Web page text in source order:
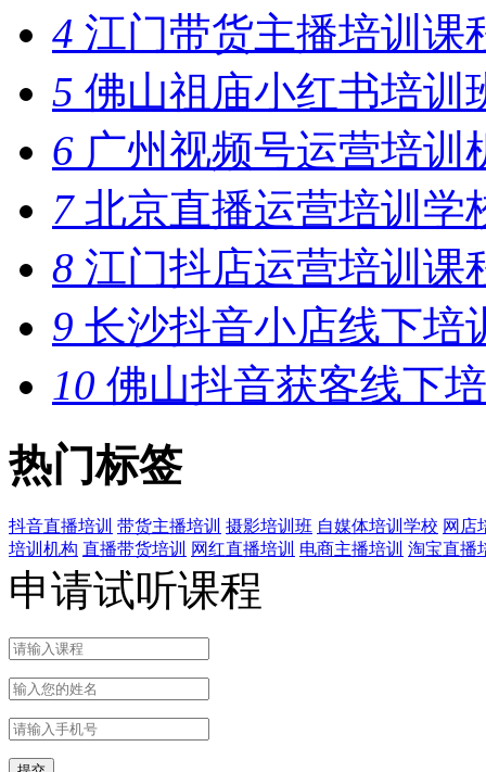
4 江门带货主播培训课
5 佛山祖庙小红书培训
6 广州视频号运营培训
7北京直播运营培训学
8 江门抖店运营培训课
9 长沙抖音小店线下培
10 佛山抖音获客线下
热门标签
抖音直播培训 带货主播培训 摄影培训班 自媒体培训学校 网店
培训机构 直播带货培训 网红直播培训 电商主播培训 淘宝直播
申请试听课程